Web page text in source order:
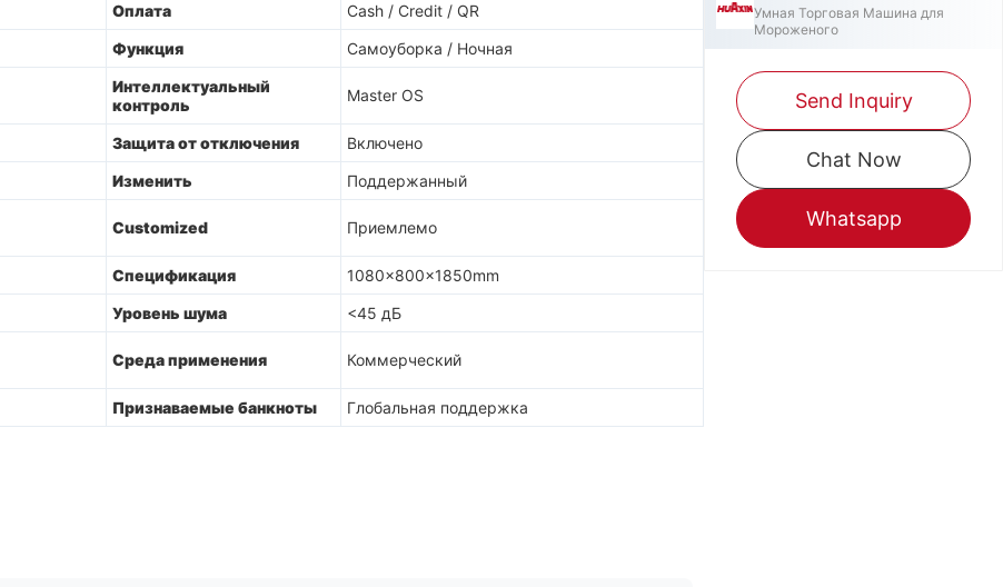
Оплата
Cash / Credit / QR
Функция
Самоуборка / Ночная
Интеллектуальный
контроль
Master OS
Защита от отключения
Включено
Изменить
Поддержанный
Customized Приемлемо
Спецификация
1080x800x1850mm
Уровень шума
<45 дБ
Среда применения Коммерческий
Признаваемые банкноты Глобальная поддержка
Умная Торговая Машина для
Мороженого
Send Inquiry
Chat Now
Whatsapp